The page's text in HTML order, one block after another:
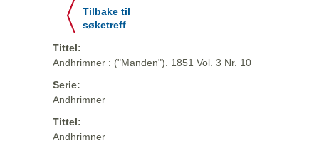
Tilbake til
søketreff
Tittel:
Andhrimner : ("Manden"). 1851 Vol. 3 Nr. 10
Serie:
Andhrimner
Tittel:
Andhrimner